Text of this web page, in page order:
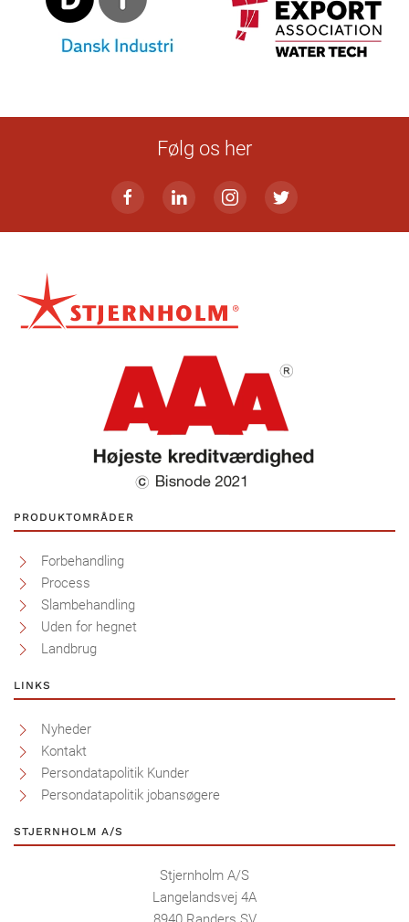
Følg os her
PRODUKTOMRÅDER
Forbehandling
Process
Slambehandling
Uden for hegnet
Landbrug
LINKS
Nyheder
Kontakt
Persondatapolitik Kunder
Persondatapolitik jobansøgere
STJERNHOLM A/S
Stjernholm A/S
Langelandsvej 4A